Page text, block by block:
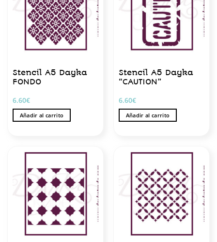
Stencil A5 Dayka
FONDO
6.60€
Añadir al carrito
Stencil A5 Dayka
“CAUTION”
6.60€
Añadir al carrito